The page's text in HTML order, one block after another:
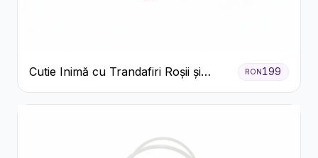
Cutie Inimă cu Trandafiri Roșii și
Ferrero Rocher
RON199